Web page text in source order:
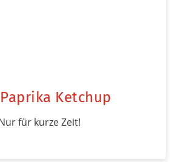
Ketchup
für kurze Zeit!